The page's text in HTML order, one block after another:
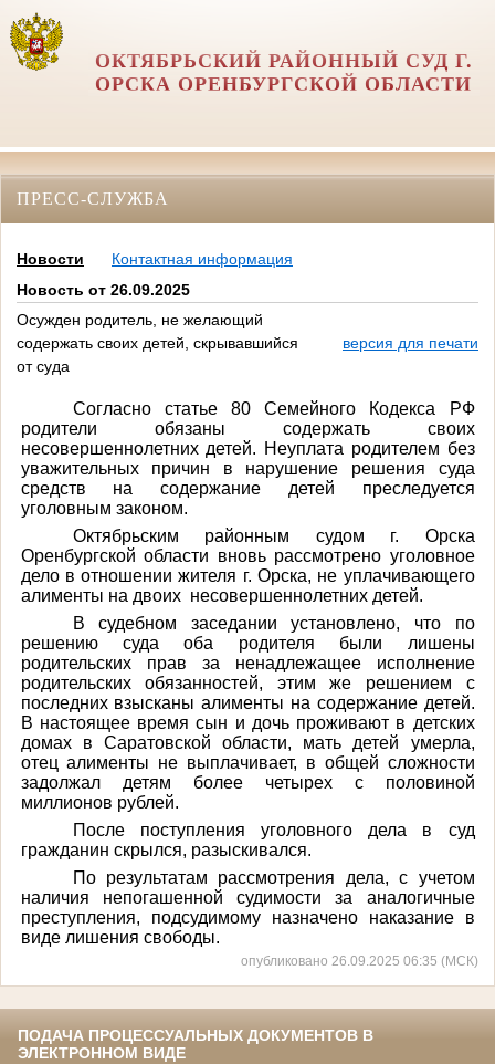
ОКТЯБРЬСКИЙ РАЙОННЫЙ СУД Г.
ОРСКА ОРЕНБУРГСКОЙ ОБЛАСТИ
ПРЕСС-СЛУЖБА
Новости
Контактная информация
Новость от 26.09.2025
Осужден родитель, не желающий
содержать своих детей, скрывавшийся
от суда
версия для печати
Согласно статье 80 Семейного Кодекса РФ
родители обязаны содержать своих
несовершеннолетних детей. Неуплата родителем без
уважительных причин в нарушение решения суда
средств на содержание детей преследуется
уголовным законом.
Октябрьским районным судом г. Орска
Оренбургской области вновь рассмотрено уголовное
дело в отношении жителя г. Орска, не уплачивающего
алименты на двоих несовершеннолетних детей.
В судебном заседании установлено, что по
решению суда оба родителя были лишены
родительских прав за ненадлежащее исполнение
родительских обязанностей, этим же решением с
последних взысканы алименты на содержание детей.
В настоящее время сын и дочь проживают в детских
домах в Саратовской области, мать детей умерла,
отец алименты не выплачивает, в общей сложности
задолжал детям более четырех с половиной
миллионов рублей.
После поступления уголовного дела в суд
гражданин скрылся, разыскивался.
По результатам рассмотрения дела, с учетом
наличия непогашенной судимости за аналогичные
преступления, подсудимому назначено наказание в
виде лишения свободы.
опубликовано 26.09.2025 06:35 (МСК)
ПОДАЧА ПРОЦЕССУАЛЬНЫХ ДОКУМЕНТОВ В
ЭЛЕКТРОННОМ ВИДЕ